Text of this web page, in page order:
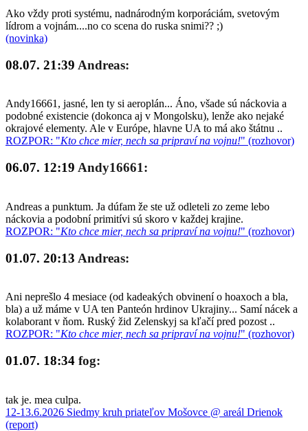
Ako vždy proti systému, nadnárodným korporáciám, svetovým
lídrom a vojnám....no co scena do ruska snimi?? ;)
(novinka)
08.07. 21:39 Andreas:
Andy16661, jasné, len ty si aeroplán... Áno, všade sú náckovia a
podobné existencie (dokonca aj v Mongolsku), lenže ako nejaké
okrajové elementy. Ale v Európe, hlavne UA to má ako štátnu ..
ROZPOR: "Kto chce mier, nech sa pripraví na vojnu!" (rozhovor)
06.07. 12:19 Andy16661:
Andreas a punktum. Ja dúfam že ste už odleteli zo zeme lebo
náckovia a podobní primitívi sú skoro v každej krajine.
ROZPOR: "Kto chce mier, nech sa pripraví na vojnu!" (rozhovor)
01.07. 20:13 Andreas:
Ani neprešlo 4 mesiace (od kadeakých obvinení o hoaxoch a bla,
bla) a už máme v UA ten Panteón hrdinov Ukrajiny... Samí nácek a
kolaborant v ňom. Ruský žid Zelenskyj sa kľačí pred pozost ..
ROZPOR: "Kto chce mier, nech sa pripraví na vojnu!" (rozhovor)
01.07. 18:34 fog:
tak je. mea culpa.
12-13.6.2026 Siedmy kruh priateľov Mošovce @ areál Drienok
(report)